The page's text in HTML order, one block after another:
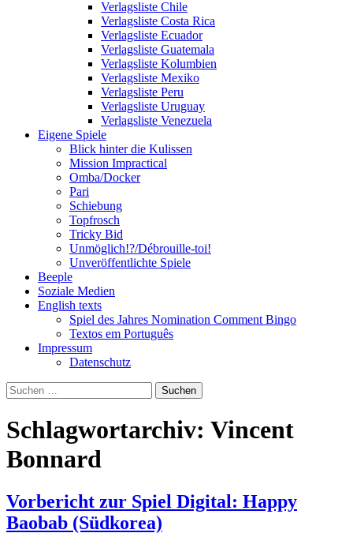
Verlagsliste Chile
Verlagsliste Costa Rica
Verlagsliste Ecuador
Verlagsliste Guatemala
Verlagsliste Kolumbien
Verlagsliste Mexiko
Verlagsliste Peru
Verlagsliste Uruguay
Verlagsliste Venezuela
Eigene Spiele
Blick hinter die Kulissen
Mission Impractical
Omba/Docker
Pari
Schiebung
Topfrosch
Tricky Bid
Unmöglich!?/Débrouille-toi!
Unveröffentlichte Spiele
Beeple
Soziale Medien
English texts
Spiel des Jahres Nomination Comment Bingo
Textos em Português
Impressum
Datenschutz
Suchen
nach:
Schlagwortarchiv: Vincent
Bonnard
Vorbericht zur Spiel Digital: Happy
Baobab (Südkorea)